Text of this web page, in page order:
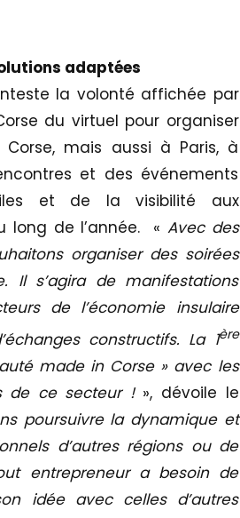
adaptées
la volonté affichée par
du virtuel pour organiser
mais aussi à Paris, à
et des événements
et de la visibilité aux
long de l’année. « Avec des
organiser des soirées
Il s’agira de manifestations
de l’économie insulaire
constructifs. La 1ère
made in Corse » avec les
de ce secteur ! », dévoile le
poursuivre la dynamique et
d’autres régions ou de
entrepreneur a besoin de
idée avec celles d’autres